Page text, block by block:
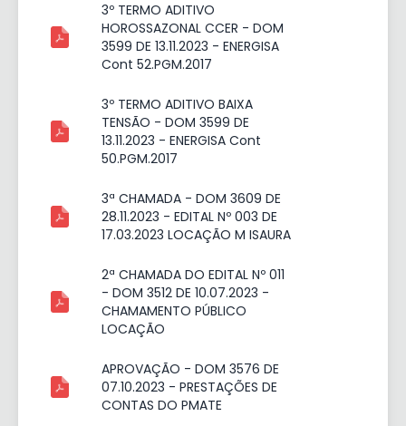
3º TERMO ADITIVO
HOROSSAZONAL CCER - DOM
3599 DE 13.11.2023 - ENERGISA
Cont 52.PGM.2017
3º TERMO ADITIVO BAIXA
TENSÃO - DOM 3599 DE
13.11.2023 - ENERGISA Cont
50.PGM.2017
3ª CHAMADA - DOM 3609 DE
28.11.2023 - EDITAL Nº 003 DE
17.03.2023 LOCAÇÃO M ISAURA
2ª CHAMADA DO EDITAL Nº 011
- DOM 3512 DE 10.07.2023 -
CHAMAMENTO PÚBLICO
LOCAÇÃO
APROVAÇÃO - DOM 3576 DE
07.10.2023 - PRESTAÇÕES DE
CONTAS DO PMATE